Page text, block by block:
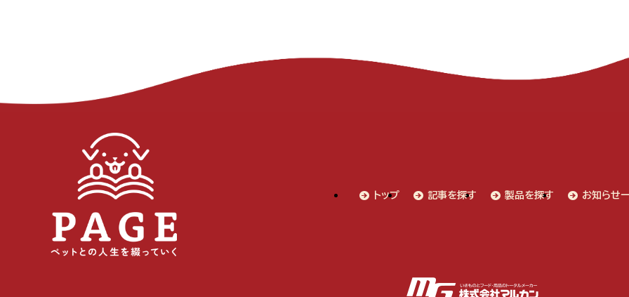
トップ 記事を探す 製品を探す お知らせ